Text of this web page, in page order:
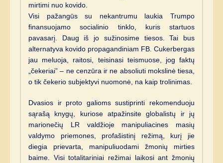
mirtimi nuo kovido.
Visi pažangūs su nekantrumu laukia Trumpo
finansuojamo socialinio tinklo, kuris startuos
pavasarį. Daug iš jo sužinosime tiesos. Tai bus
alternatyva kovido propagandiniam FB. Cukerbergas
jau meluoja, raitosi, teisinasi teismuose, jog faktų
„čekeriai” – ne cenzūra ir ne absoliuti mokslinė tiesa,
o tik čekerio subjektyvi nuomonė, na kaip trolinimas.
Dvasios ir proto galioms sustiprinti rekomenduoju
sąrašą knygų, kuriose atpažinsite globalistų ir jų
marionečių LR valdžioje manipuliacines masių
valdymo priemones, profašistinį režimą, kurį jie
diegia prievarta, manipuliuodami žmonių mirties
baime. Visi totalitariniai režimai laikosi ant žmonių